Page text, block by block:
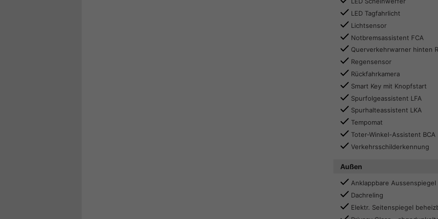
LED Tagfahrlicht
Lichtsensor
Notbremsassistent FCA
Querverkehrwarner hinten
Regensensor
Rückfahrkamera
Smart Key mit Knopfstart
Spurfolgeassistent LFA
Spurhalteassistent LKA
Tempomat
Toter-Winkel-Assistent BCA
Verkehrsschilderkennung
Außen
Anklappbare Aussenspiegel
Dachreling
Elektr. Seitenspiegel